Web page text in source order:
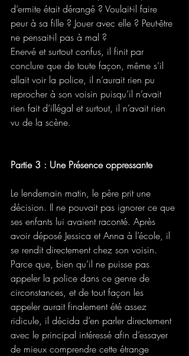
d’ermite était dérangé ? Voulait-il faire
peur à sa fille ? Jouer avec elle ? Peut-être
ne pensait-il pas à mal ?
Enervé et surtout confus, il finit par
conclure que de toute façon, même s’il
allait voir la police, il n’aurait rien pu
reprocher à son voisin puisqu’il n’avait
rien fait d’illégal et surtout, il n’avait rien
vu de la scène.
Partie 3 : Une Présence oppressante
Le lendemain matin, le père prit une
décision. Il ne pouvait pas ignorer ce que
ses enfants lui avaient raconté. Après
avoir déposé Jessica et Anna à l’école, il
se rendit directement chez son voisin.
Parce que, bien qu’il ne puisse pas
appeler la police dans ce genre de
circonstances, et de tout façon les
appeler aurait finalement été assez
ridicule, il décida d’en parler directement
avec le principal intéressé afin d’essayer
de mieux comprendre cette étrange